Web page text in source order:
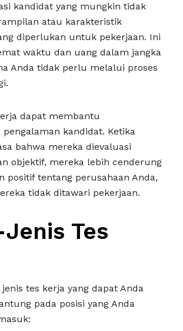
kandidat yang mungkin tidak
atau karakteristik
diperlukan untuk pekerjaan. Ini
waktu dan uang dalam jangka
Anda tidak perlu melalui proses
dapat membantu
kandidat. Ketika
bahwa mereka dievaluasi
objektif, mereka lebih cenderung
positif tentang perusahaan Anda,
tidak ditawari pekerjaan.
Tes
tes kerja yang dapat Anda
pada posisi yang Anda